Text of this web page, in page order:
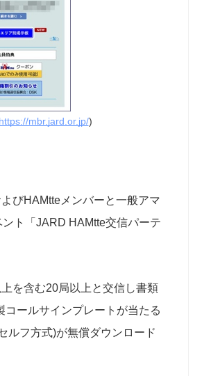
mbr.jard.or.jp/)
びHAMtteメンバーと一般アマ
ト「JARD HAMtte交信パーテ
を含む20局以上と交信し書類
ールサインプレートが当たる
ルフ方式)が無償ダウンロード